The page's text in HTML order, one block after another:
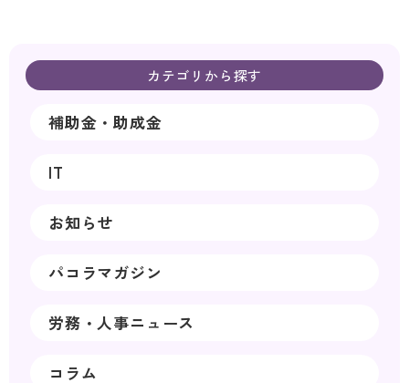
カテゴリから探す
補助金・助成金
IT
お知らせ
パコラマガジン
労務・人事ニュース
コラム